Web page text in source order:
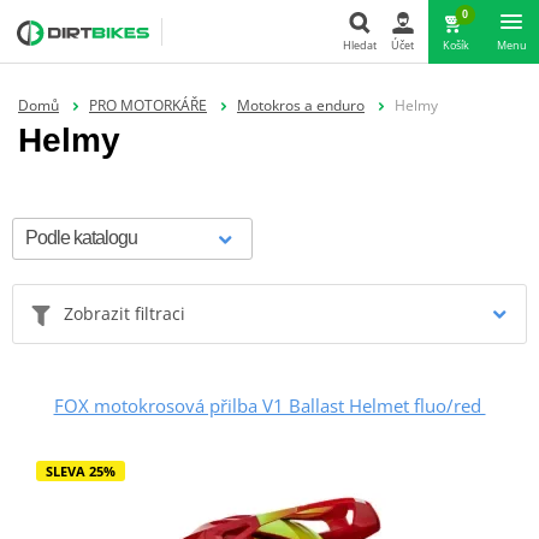
Hledat Účet
0
Košík Menu
Domů PRO MOTORKÁŘE Motokros a enduro Helmy
Helmy
Zobrazit filtraci
FOX motokrosová přilba V1 Ballast Helmet fluo/red
SLEVA 25%